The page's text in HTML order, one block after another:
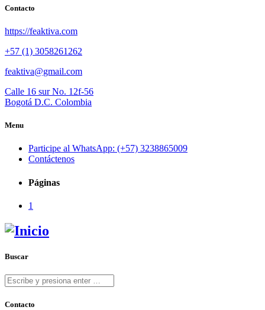
Contacto
https://feaktiva.com
+57 (1) 3058261262
feaktiva@gmail.com
Calle 16 sur No. 12f-56
Bogotá D.C. Colombia
Menu
Participe al WhatsApp: (+57) 3238865009
Contáctenos
Páginas
1
Buscar
Contacto